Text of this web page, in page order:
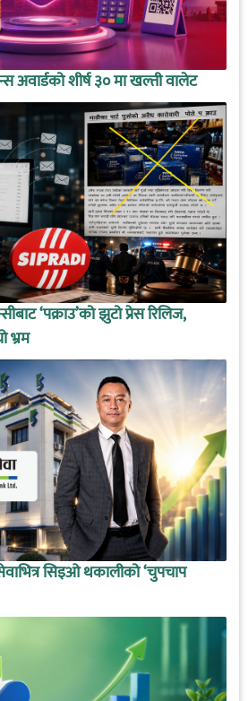
शीर्ष ३० मा खल्ती वालेट
‘पक्राउ’को झुटो प्रेस रिलिज,
भ्रम
सिइओ थकालीको ‘चुपचाप